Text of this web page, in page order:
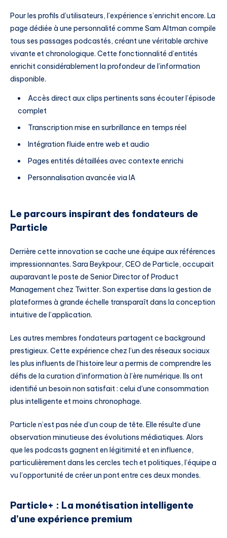
Pour les profils d’utilisateurs, l’expérience s’enrichit encore. La
page dédiée à une personnalité comme Sam Altman compile
tous ses passages podcastés, créant une véritable archive
vivante et chronologique. Cette fonctionnalité d’entités
enrichit considérablement la profondeur de l’information
disponible.
Accès direct aux clips pertinents sans écouter l’épisode
complet
Transcription mise en surbrillance en temps réel
Intégration fluide entre web et audio
Pages entités détaillées avec contexte enrichi
Personnalisation avancée via IA
Le parcours inspirant des fondateurs de
Particle
Derrière cette innovation se cache une équipe aux références
impressionnantes. Sara Beykpour, CEO de Particle, occupait
auparavant le poste de Senior Director of Product
Management chez Twitter. Son expertise dans la gestion de
plateformes à grande échelle transparaît dans la conception
intuitive de l’application.
Les autres membres fondateurs partagent ce background
prestigieux. Cette expérience chez l’un des réseaux sociaux
les plus influents de l’histoire leur a permis de comprendre les
défis de la curation d’information à l’ère numérique. Ils ont
identifié un besoin non satisfait : celui d’une consommation
plus intelligente et moins chronophage.
Particle n’est pas née d’un coup de tête. Elle résulte d’une
observation minutieuse des évolutions médiatiques. Alors
que les podcasts gagnent en légitimité et en influence,
particulièrement dans les cercles tech et politiques, l’équipe a
vu l’opportunité de créer un pont entre ces deux mondes.
Particle+ : La monétisation intelligente
d’une expérience premium